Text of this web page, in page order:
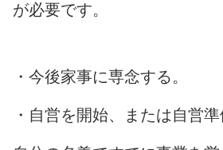
が必要です。
・今後家事に専念する。
・自営を開始、または自営準